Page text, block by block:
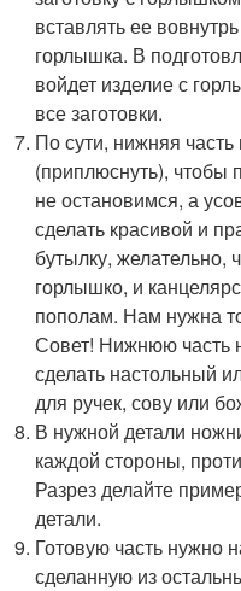
вставлять ее
горлышка. В
войдет изделие с
все заготовки.
По сути, нижняя часть
(приплюснуть),
не остановимся, а
сделать красивой и
бутылку,
горлышко, и
пополам. Нам нужна
​Совет! Нижнюю часть
сделать настольный
для ручек, сову или
В нужной детали
каждой стороны,
Разрез делайте
детали.
Готовую часть нужно
сделанную из